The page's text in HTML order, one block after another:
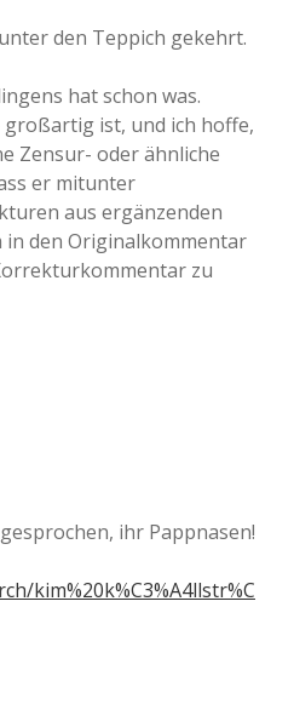
den Teppich gekehrt.
hat schon was.
ist, und ich hoffe,
Zensur- oder ähnliche
er mitunter
aus ergänzenden
in den Originalkommentar
zu
ihr Pappnasen!
kim%20k%C3%A4llstr%C